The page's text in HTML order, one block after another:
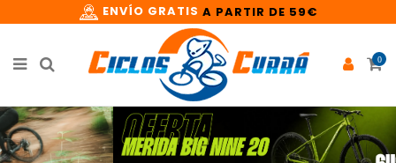
ENVÍO GRATIS A PARTIR DE 59€
0